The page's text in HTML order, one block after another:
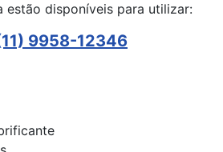
estão disponíveis para utilizar:
9958-12346